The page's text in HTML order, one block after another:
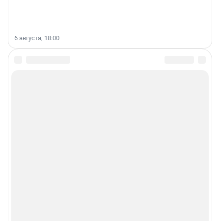
6 августа, 18:00